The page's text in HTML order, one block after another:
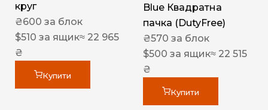
круг
₴600 за блок
$510 за ящик≈ 22 965
₴
Купити
Blue Квадратна
пачка (DutyFree)
₴570 за блок
$500 за ящик≈ 22 515
₴
Купити